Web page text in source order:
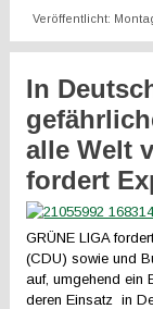
Veröffentlicht:
In
alle Welt
fordert
GRÜNE LIGA
(CDU) sowie und
auf, umgehend ein
deren Einsatz in